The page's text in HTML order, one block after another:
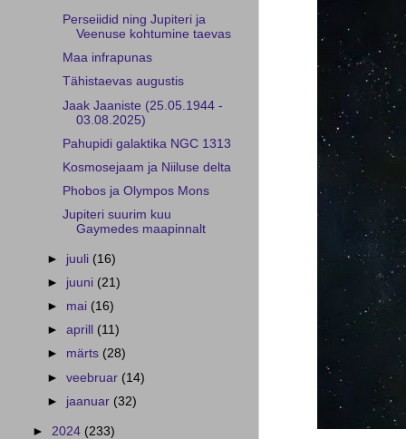
Perseiidid ning Jupiteri ja
Veenuse kohtumine taevas
Maa infrapunas
Tähistaevas augustis
Jaak Jaaniste (25.05.1944 -
03.08.2025)
Pahupidi galaktika NGC 1313
Kosmosejaam ja Niiluse delta
Phobos ja Olympos Mons
Jupiteri suurim kuu
Gaymedes maapinnalt
► juuli (16)
► juuni (21)
► mai (16)
►aprill (11)
► märts (28)
►veebruar (14)
► jaanuar (32)
► 2024 (233)